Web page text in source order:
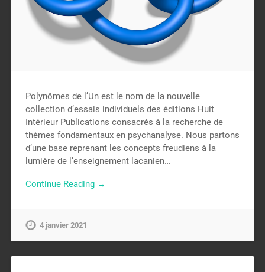
Polynômes de l’Un est le nom de la nouvelle
collection d’essais individuels des éditions Huit
Intérieur Publications consacrés à la recherche de
thèmes fondamentaux en psychanalyse. Nous partons
d’une base reprenant les concepts freudiens à la
lumière de l’enseignement lacanien…
Continue Reading →
4 janvier 2021